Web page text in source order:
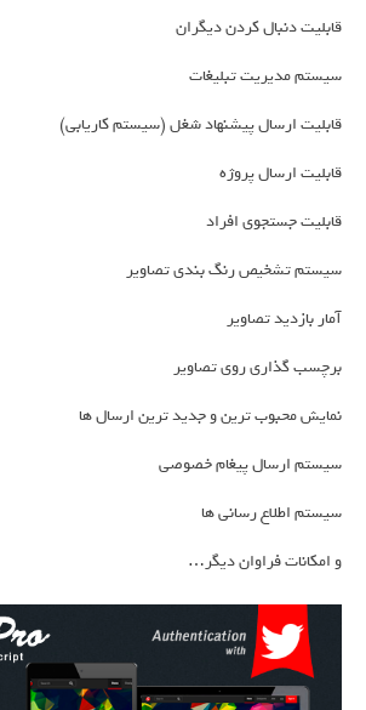
قابلیت دنبال کردن دیگران
سیستم مدیریت تبلیغات
قابلیت ارسال پیشنهاد شغل (سیستم کاریابی)
قابلیت ارسال پروژه
قابلیت جستجوی افراد
سیستم تشخیص رنگ بندی تصاویر
آمار بازدید تصاویر
برچسب گذاری روی تصاویر
نمایش محبوب ترین و جدید ترین ارسال ها
سیستم ارسال پیغام خصوصی
سیستم اطلاع رسانی ها
و امکانات فراوان دیگر…